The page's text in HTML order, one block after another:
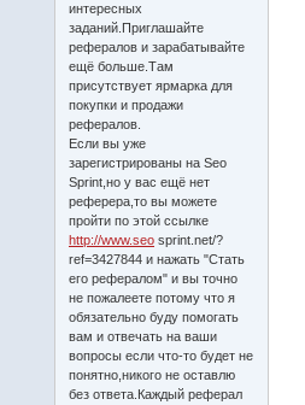
интересных
заданий.Приглашайте
рефералов и зарабатывайте
ещё больше.Там
присутствует ярмарка для
покупки и продажи
рефералов.
Если вы уже
зарегистрированы на Seo
Sprint,но у вас ещё нет
реферера,то вы можете
пройти по этой ссылке
http://www.seo sprint.net/?
ref=3427844 и нажать "Стать
его рефералом" и вы точно
не пожалеете потому что я
обязательно буду помогать
вам и отвечать на ваши
вопросы если что-то будет не
понятно,никого не оставлю
без ответа.Каждый реферал